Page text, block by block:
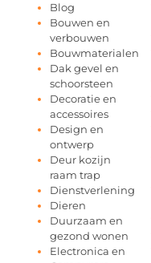
Blog
Bouwen en
verbouwen
Bouwmaterialen
Dak gevel en
schoorsteen
Decoratie en
accessoires
Design en
ontwerp
Deur kozijn
raam trap
Dienstverlening
Dieren
Duurzaam en
gezond wonen
Electronica en